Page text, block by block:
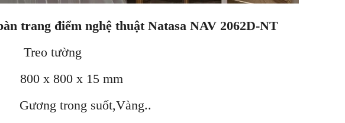
trang điểm nghệ thuật Natasa NAV 2062D-NT
tường
800 x 15 mm
trong suốt,Vàng..